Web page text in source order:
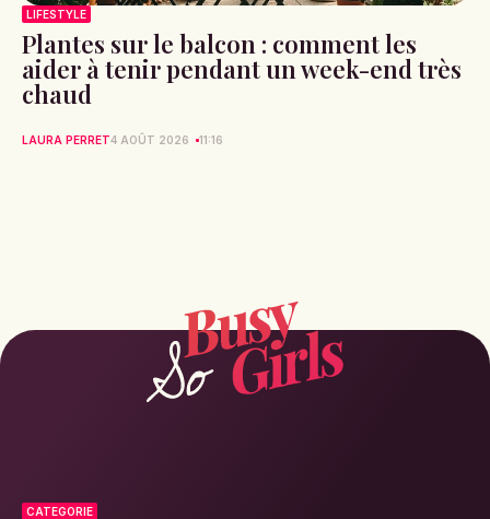
LIFESTYLE
Plantes sur le balcon : comment les
aider à tenir pendant un week-end très
chaud
LAURA PERRET4 AOÛT 2026 11:16
CATEGORIE